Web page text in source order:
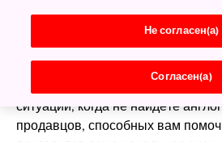
центров в больших городах есть
которые немного говорят по-
районах, менее популярных
в сельской местности вы можете
ситуации, когда не найдёте
продавцов, способных вам
Не согласен(а)
Согласен(а)